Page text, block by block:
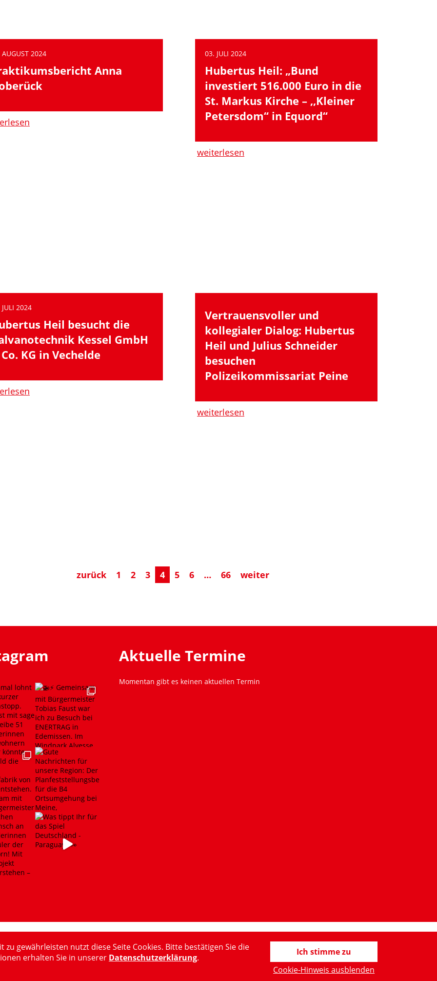
2024
Anna
03. JULI 2024
Hubertus Heil: „Bund
investiert 516.000 Euro in die
St. Markus Kirche – ,,Kleiner
Petersdom“ in Equord“
weiterlesen
2024
Heil besucht die
Kessel GmbH
KG in Vechelde
Vertrauensvoller und
kollegialer Dialog: Hubertus
Heil und Julius Schneider
besuchen
Polizeikommissariat Peine
weiterlesen
zurück 1 2 3 4 5 6 … 66 weiter
Aktuelle Termine
Momentan gibt es keinen aktuellen Termin
gewährleisten nutzt diese Seite Cookies. Bitte bestätigen Sie die
erhalten Sie in unserer Datenschutzerklärung.
Ich stimme zu
Cookie-Hinweis ausblenden